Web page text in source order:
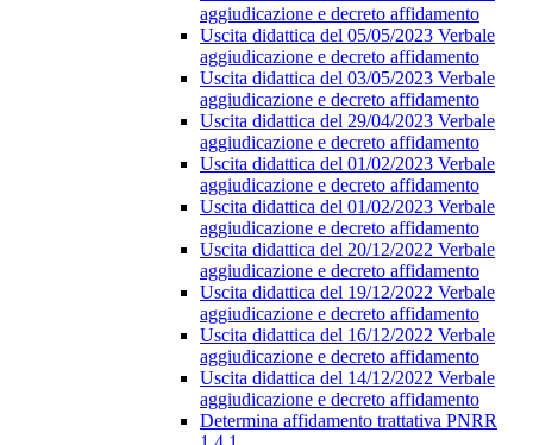
aggiudicazione e decreto affidamento
Uscita didattica del 05/05/2023 Verbale
aggiudicazione e decreto affidamento
Uscita didattica del 03/05/2023 Verbale
aggiudicazione e decreto affidamento
Uscita didattica del 29/04/2023 Verbale
aggiudicazione e decreto affidamento
Uscita didattica del 01/02/2023 Verbale
aggiudicazione e decreto affidamento
Uscita didattica del 01/02/2023 Verbale
aggiudicazione e decreto affidamento
Uscita didattica del 20/12/2022 Verbale
aggiudicazione e decreto affidamento
Uscita didattica del 19/12/2022 Verbale
aggiudicazione e decreto affidamento
Uscita didattica del 16/12/2022 Verbale
aggiudicazione e decreto affidamento
Uscita didattica del 14/12/2022 Verbale
aggiudicazione e decreto affidamento
Determina affidamento trattativa PNRR